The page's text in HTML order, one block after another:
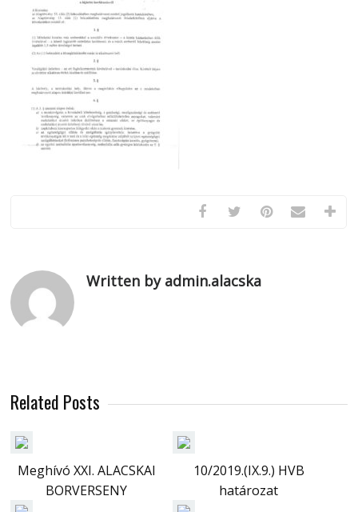
Written by admin.alacska
Related Posts
Meghívó XXI. ALACSKAI
BORVERSENY
10/2019.(IX.9.) HVB
határozat